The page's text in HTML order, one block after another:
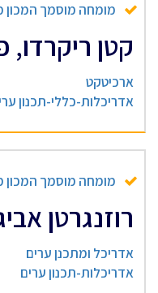
מומחה מוסמך המכון
קטן ריקרדו,
ארכיטקט
אדריכלות-כללי-תכנון
מומחה מוסמך המכון
רוזנגרטן
אדריכל ומתכנן ערים
אדריכלות-תכנון ערים